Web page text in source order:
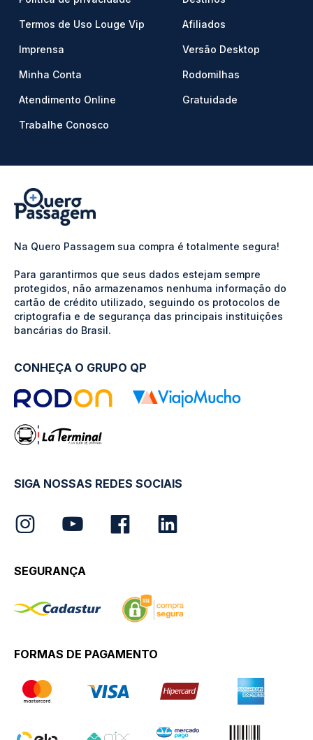
Termos de Uso Louge Vip
Imprensa
Minha Conta
Atendimento Online
Trabalhe Conosco
Afiliados
Versão Desktop
Rodomilhas
Gratuidade
Na Quero Passagem sua compra é totalmente segura!
Para garantirmos que seus dados estejam sempre
protegidos, não armazenamos nenhuma informação do
cartão de crédito utilizado, seguindo os protocolos de
criptografia e de segurança das principais instituições
bancárias do Brasil.
CONHEÇA O GRUPO QP
SIGA NOSSAS REDES SOCIAIS
SEGURANÇA
FORMAS DE PAGAMENTO